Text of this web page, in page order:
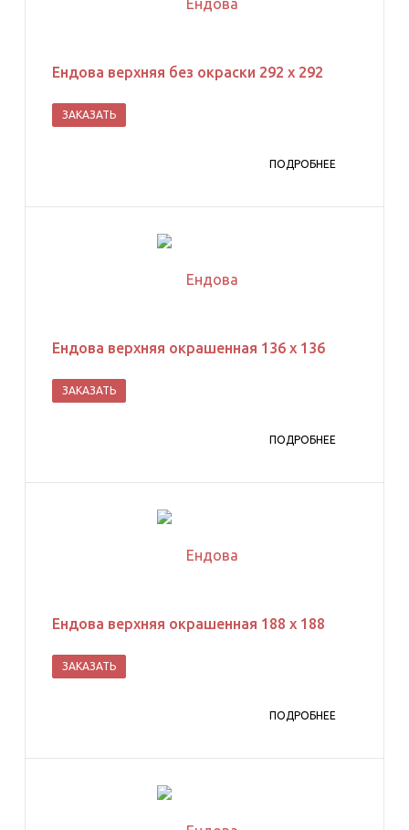
Ендова верхняя без окраски 292 х 292
ЗАКАЗАТЬ
ПОДРОБНЕЕ
Ендова верхняя окрашенная 136 х 136
ЗАКАЗАТЬ
ПОДРОБНЕЕ
Ендова верхняя окрашенная 188 х 188
ЗАКАЗАТЬ
ПОДРОБНЕЕ